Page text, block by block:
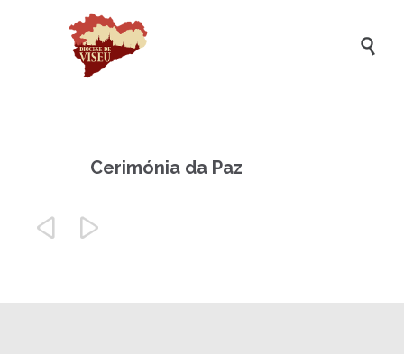

Cerimónia da Paz
 